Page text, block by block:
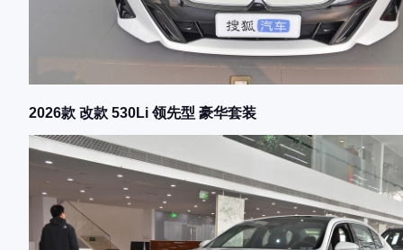
2026款 改款 530Li 领先型 豪华套装